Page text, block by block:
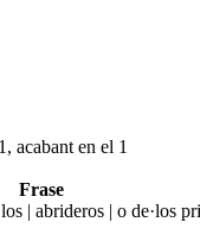
acabant en el 1
Frase
| abrideros | o de·los